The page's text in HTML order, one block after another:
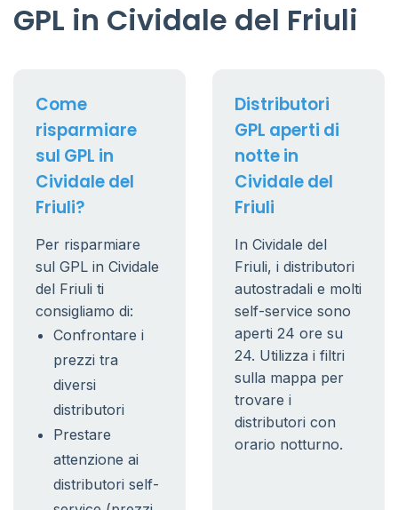
GPL in Cividale del Friuli
Come
risparmiare
sul GPL in
Cividale del
Friuli?
Per risparmiare
sul GPL in Cividale
del Friuli ti
consigliamo di:
Confrontare i
prezzi tra
diversi
distributori
Prestare
attenzione ai
distributori self-
Distributori
GPL aperti di
notte in
Cividale del
Friuli
In Cividale del
Friuli, i distributori
autostradali e molti
self-service sono
aperti 24 ore su
24. Utilizza i filtri
sulla mappa per
trovare i
distributori con
orario notturno.